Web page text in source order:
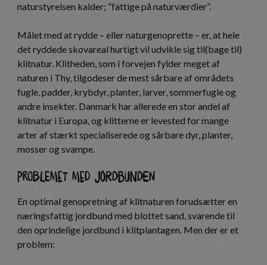
naturstyrelsen kalder; ”fattige på naturværdier”.
Målet med at rydde – eller naturgenoprette – er, at hele
det ryddede skovareal hurtigt vil udvikle sig til(bage til)
klitnatur. Klitheden, som i forvejen fylder meget af
naturen i Thy, tilgodeser de mest sårbare af områdets
fugle, padder, krybdyr, planter, larver, sommerfugle og
andre insekter. Danmark har allerede en stor andel af
klitnatur i Europa, og klitterne er levested for mange
arter af stærkt specialiserede og sårbare dyr, planter,
mosser og svampe.
Problemet med jordbunden
En optimal genopretning af klitnaturen forudsætter en
næringsfattig jordbund med blottet sand, svarende til
den oprindelige jordbund i klitplantagen. Men der er et
problem: